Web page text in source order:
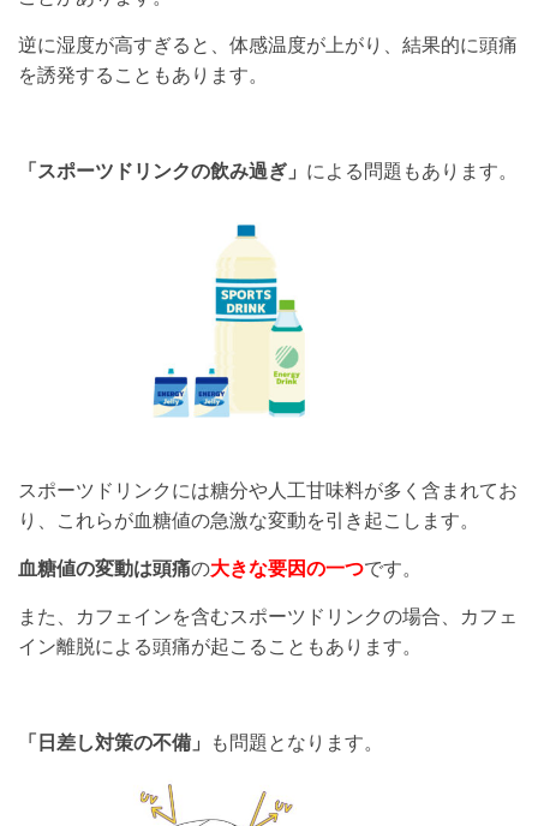
逆に湿度が高すぎると、体感温度が上がり、結果的に頭痛
を誘発することもあります。
「スポーツドリンクの飲み過ぎ」 による問題もあります。
スポーツドリンクには糖分や人工甘味料が多く含まれてお
り、これらが血糖値の急激な変動を引き起こします。
血糖値の変動は頭痛の大きな要因の一つです。
また、カフェインを含むスポーツドリンクの場合、カフェ
イン離脱による頭痛が起こることもあります。
「日差し対策の不備」 も問題となります。